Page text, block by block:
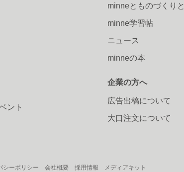
ント
minneとものづくりと
minne学習帖
ニュース
minneの本
企業の方へ
広告出稿について
大口注文について
シーポリシー 会社概要 採用情報 メディアキット